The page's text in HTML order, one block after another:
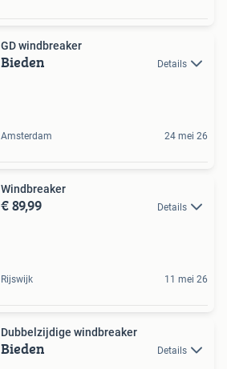
GD windbreaker
Bieden Details
Amsterdam 24 mei 26
Windbreaker
€ 89,99 Details
Rijswijk 11 mei 26
Dubbelzijdige windbreaker
Bieden Details